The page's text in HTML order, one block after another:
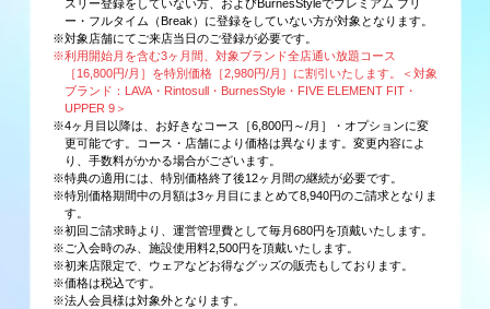
スリー登録をしていない方、およびBurnesStyleでプレミアム フリ
ー・フルタイム（Break）に登録をしていない方が対象となります。
※対象店舗にてご来店当日のご登録が必要です。
※利用開始月を含む3ヶ月間、対象ブランド全店通い放題コース
［16,800円/月］を特別価格［2,980円/月］に割引いたします。＜対象
ブランド：LAVA・Rintosull・BurnesStyle・FIVE ELEMENT FIT・
UPPER 9＞
※4ヶ月目以降は、お好きなコース［6,800円～/月］・オプションに変
更可能です。コース・店舗により価格は異なります。変更内容によ
り、手数料がかかる場合がございます。
※特典の適用には、特別価格終了後12ヶ月間の継続が必要です。
※特別価格期間中の月額は3ヶ月目にまとめて8,940円のご請求となりま
す。
※初回ご請求時より、運営管理費として毎月680円を頂戴いたします。
※ご入会時のみ、施設使用料2,500円を頂戴いたします。
※初来店限定で、ウェアなどお得なグッズの販売もしております。
※価格は税込です。
※法人会員様は対象外となります。